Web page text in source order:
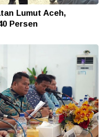
Lumut Aceh,
Persen